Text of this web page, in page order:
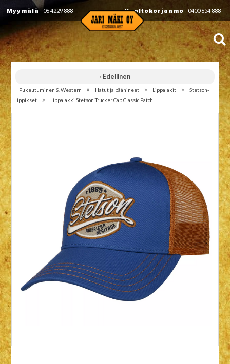
Myymälä 06 4229 888 Huoltokorjaamo 0400 654 888
‹ Edellinen
Pukeutuminen & Western » Hatut ja päähineet » Lippalakit »
Stetson-
lippikset
» Lippalakki Stetson Trucker Cap Classic Patch